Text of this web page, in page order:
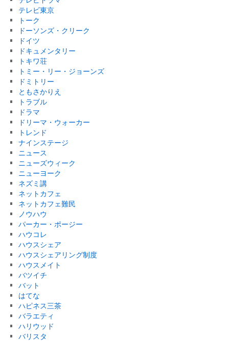
テレビ東京
トーク
ドーソンズ・クリーク
ドイツ
ドキュメンタリー
トキワ荘
トミー・リー・ジョーンズ
ドミトリー
ともさかりえ
トラブル
ドラマ
ドリーマ・ウォーカー
トレンド
ナインステージ
ニュース
ニューズウィーク
ニューヨーク
ネズミ講
ネットカフェ
ネットカフェ難民
ノウハウ
パーカー・ポージー
ハウコレ
ハウスシェア
ハウスシェアリング制度
ハウスメイト
バツイチ
バット
はてな
ハピネス三茶
バラエティ
ハリウッド
バリスタ